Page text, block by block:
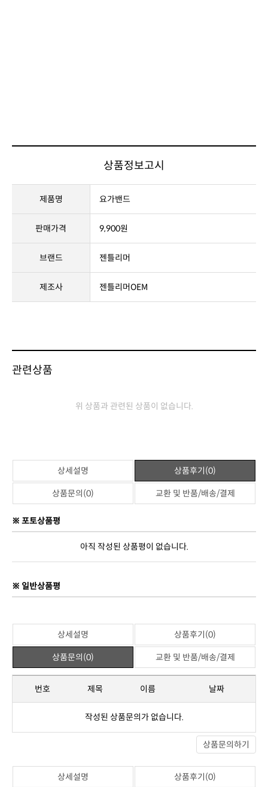
상품정보고시
제품명 요가밴드
판매가격 9,900원
브랜드 젠틀리머
제조사 젠틀리머OEM
관련상품
위 상품과 관련된 상품이 없습니다.
상세설명 상품후기(0)
상품문의(0) 교환 및 반품/배송/결제
※ 포토상품평
아직 작성된 상품평이 없습니다.
※ 일반상품평
상세설명 상품후기(0)
상품문의(0) 교환 및 반품/배송/결제
번호 제목 이름 날짜
작성된 상품문의가 없습니다.
상품문의하기
상세설명 상품후기(0)